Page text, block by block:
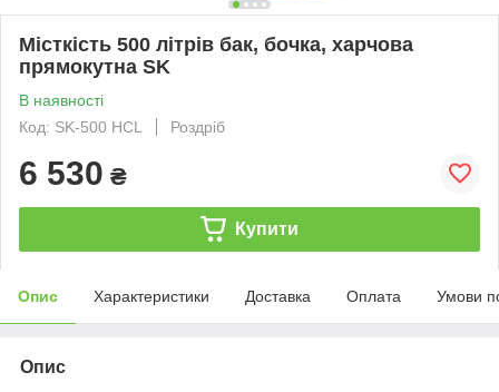
Місткість 500 літрів бак, бочка, харчова
прямокутна SK
В наявності
Код: SK-500 HCL
Роздріб
6 530 ₴
Купити
Опис Характеристики Доставка Оплата Умови
Опис